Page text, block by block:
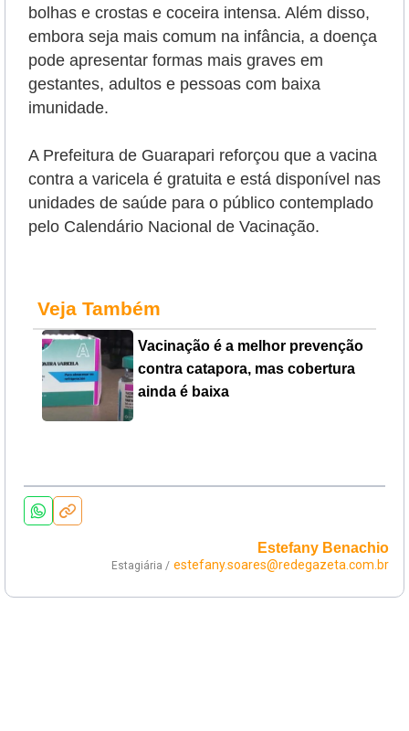
bolhas e crostas e coceira intensa. Além disso,
embora seja mais comum na infância, a doença
pode apresentar formas mais graves em
gestantes, adultos e pessoas com baixa
imunidade.
A Prefeitura de Guarapari reforçou que a vacina
contra a varicela é gratuita e está disponível nas
unidades de saúde para o público contemplado
pelo Calendário Nacional de Vacinação.
Veja Também
Vacinação é a melhor prevenção
contra catapora, mas cobertura
ainda é baixa
Estefany Benachio
Estagiária / estefany.soares@redegazeta.com.br